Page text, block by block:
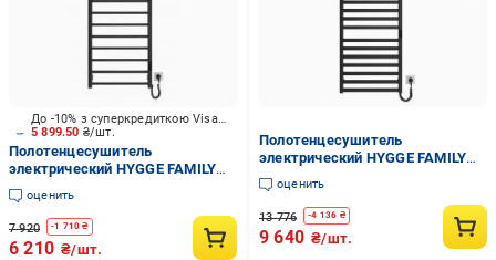
5 899.50 ₴/шт.
До -10% з суперкредиткою Visa Вигода
Полотенцесушитель
электрический HYGGE FAMILY
Leeds 1170x530 черный мат
оценить
7 920 -1 710 ₴
6 210 ₴/шт.
Полотенцесушитель
электрический HYGGE FAMILY
HF Oxford TR K 1170х530 мм
Черный матовый
(6.1.0203.06.BM)
оценить
13 776 -4 136 ₴
9 640 ₴/шт.